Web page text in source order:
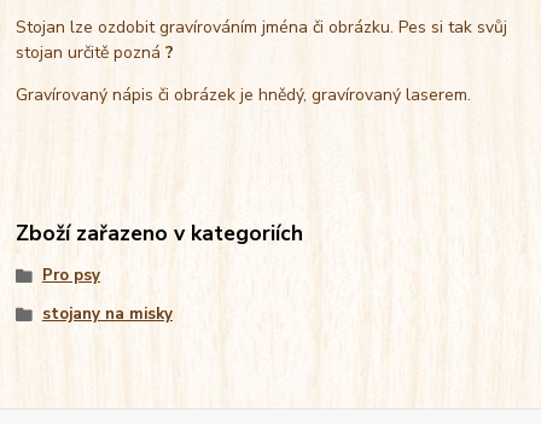
Stojan lze ozdobit gravírováním jména či obrázku. Pes si tak svůj
stojan určitě pozná?
Gravírovaný nápis či obrázek je hnědý, gravírovaný laserem.
Zboží zařazeno v kategoriích
Pro psy
stojany na misky